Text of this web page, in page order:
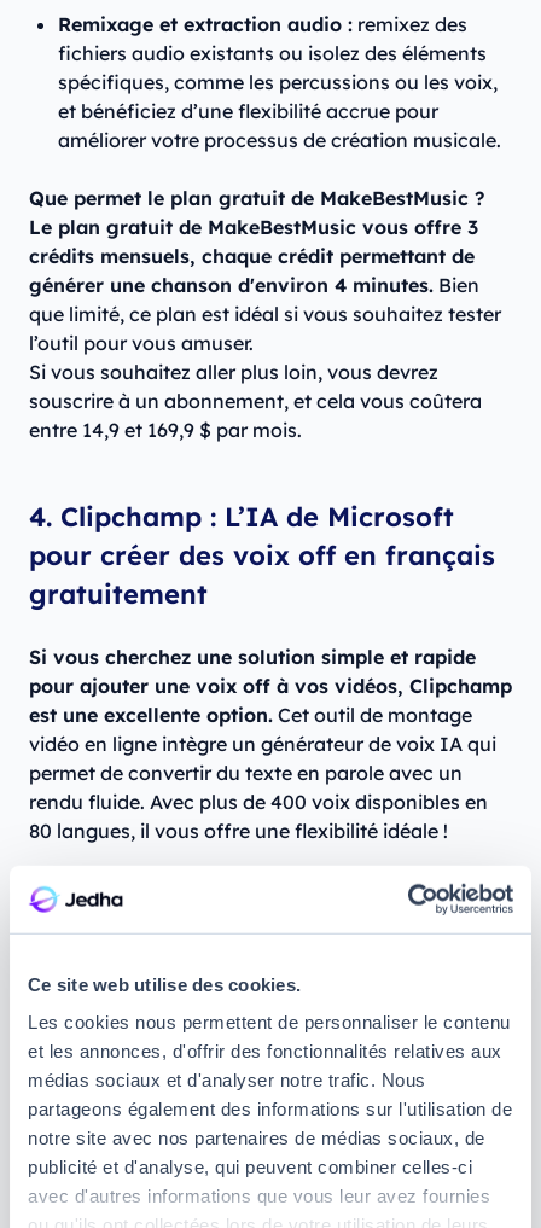
Ce site web utilise des cookies.
Les cookies nous permettent de personnaliser le contenu
et les annonces, d'offrir des fonctionnalités relatives aux
médias sociaux et d'analyser notre trafic. Nous
partageons également des informations sur l'utilisation de
notre site avec nos partenaires de médias sociaux, de
publicité et d'analyse, qui peuvent combiner celles-ci
avec d'autres informations que vous leur avez fournies
Remixage et extraction audio : remixez des
fichiers audio existants ou isolez des éléments
spécifiques, comme les percussions ou les voix,
et bénéficiez d’une flexibilité accrue pour
améliorer votre processus de création musicale.
Que permet le plan gratuit de MakeBestMusic ?
Le plan gratuit de MakeBestMusic vous offre 3
crédits mensuels, chaque crédit permettant de
générer une chanson d'environ 4 minutes. Bien
que limité, ce plan est idéal si vous souhaitez tester
l’outil pour vous amuser.
Si vous souhaitez aller plus loin, vous devrez
souscrire à un abonnement, et cela vous coûtera
entre 14,9 et 169,9 $ par mois.
4. Clipchamp : L’IA de Microsoft
pour créer des voix off en français
gratuitement
Si vous cherchez une solution simple et rapide
pour ajouter une voix off à vos vidéos, Clipchamp
est une excellente option. Cet outil de montage
vidéo en ligne intègre un générateur de voix IA qui
permet de convertir du texte en parole avec un
rendu fluide. Avec plus de 400 voix disponibles en
80 langues, il vous offre une flexibilité idéale !
Points forts et fonctionnalités clés :
Large choix de voix :accédez à plus de 400
Support multilingue :
générez des voix off dans
plus de 80 langues.
Personnalisation avancée :ajustez la hauteur et
le rythme de la voix pour qu'elle corresponde
parfaitement au ton de votre contenu.
Que permet le plan gratuit de Clipchamp ? Le